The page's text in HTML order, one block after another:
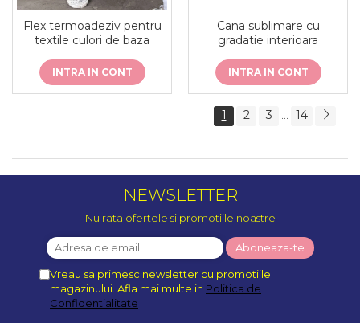
Flex termoadeziv pentru
textile culori de baza
INTRA IN CONT
Cana sublimare cu
gradatie interioara
INTRA IN CONT
1 2 3 ... 14
NEWSLETTER
Nu rata ofertele si promotiile noastre
Vreau sa primesc newsletter cu promotiile
magazinului. Afla mai multe in Politica de
Confidentialitate